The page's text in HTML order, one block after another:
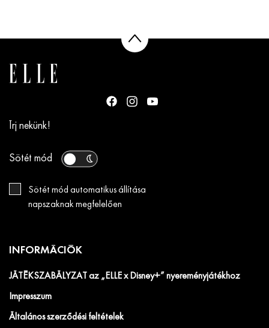
Írj nekünk!
Sötét mód
Sötét mód automatikus állítása
napszaknak megfelelően
INFORMÁCIÓK
JÁTÉKSZABÁLYZAT az „ELLE x Disney+” nyereményjátékhoz
Impresszum
Általános szerződési feltételek